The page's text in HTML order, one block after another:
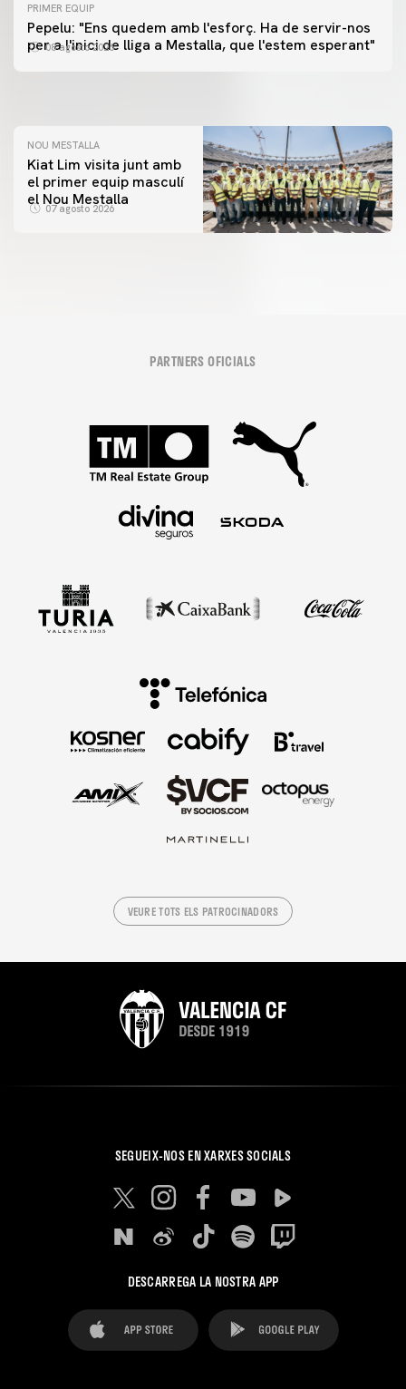
PRIMER EQUIP
Pepelu: "Ens quedem amb l'esforç. Ha de servir-nos
per a l'inici de lliga a Mestalla, que l'estem esperant"
08 agosto 2026
PRIMER EQUIP
📸 #ValenciaNUFC
PRIMER EQUIP
MESTALLA 📍
NOU MESTALLA
Kiat Lim visita junt amb
el primer equip masculí
el Nou Mestalla
07 agosto 2026
PARTNERS OFICIALS
VEURE TOTS ELS PATROCINADORS
SEGUEIX-NOS EN XARXES SOCIALS
DESCARREGA LA NOSTRA APP